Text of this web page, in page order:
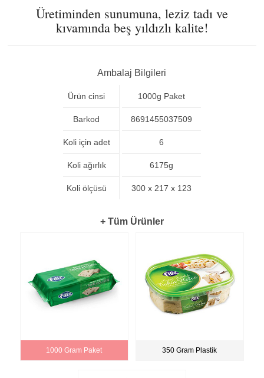
Üretiminden sunumuna, leziz tadı ve
kıvamında beş yıldızlı kalite!
Ambalaj Bilgileri
Ürün cinsi
Barkod
Koli için adet
Koli ağırlık
Koli ölçüsü
1000g Paket
8691455037509
6
6175g
300 x 217 x 123
+ Tüm Ürünler
1000 Gram Paket 350 Gram Plastik